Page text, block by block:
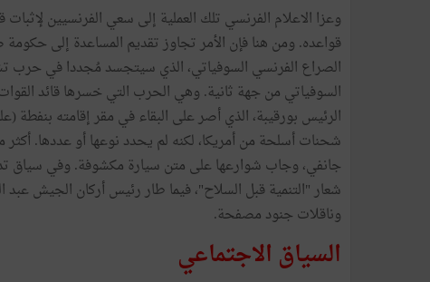
وعزا الاعلام الفرنسي تلك العملية إلى سعي الفرنسيين
قواعده. ومن هنا فإن الأمر تجاوز تقديم المساعدة إلى
الصراع الفرنسي السوفياتي، الذي سيتجسد مُجددا في حرب
السوفياتي من جهة ثانية. وهي الحرب التي خسرها قائد
جانفي، وجاب شوارعها على متن سيارة مكشوفة. وفي سياق
شعار "التنمية قبل السلاح"، فيما طار رئيس أركان الجيش
وناقلات جنود مصفحة.
السياق الاجتماعي